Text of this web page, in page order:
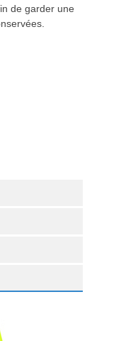
de garder une